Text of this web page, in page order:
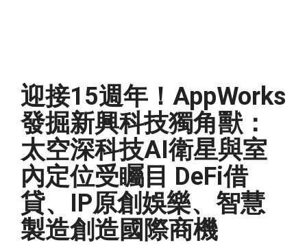
迎接15週年！AppWorks
發掘新興科技獨角獸：
太空深科技AI衛星與室
內定位受矚目 DeFi借
貸、IP原創娛樂、智慧
製造創造國際商機